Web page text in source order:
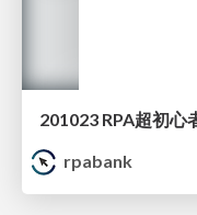
rpabank